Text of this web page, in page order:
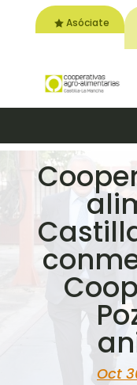
Asóciate
Oct